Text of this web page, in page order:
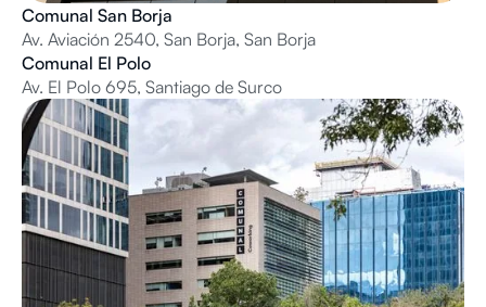
Comunal San Borja
Av. Aviación 2540, San Borja, San Borja
Comunal El Polo
Av. El Polo 695, Santiago de Surco